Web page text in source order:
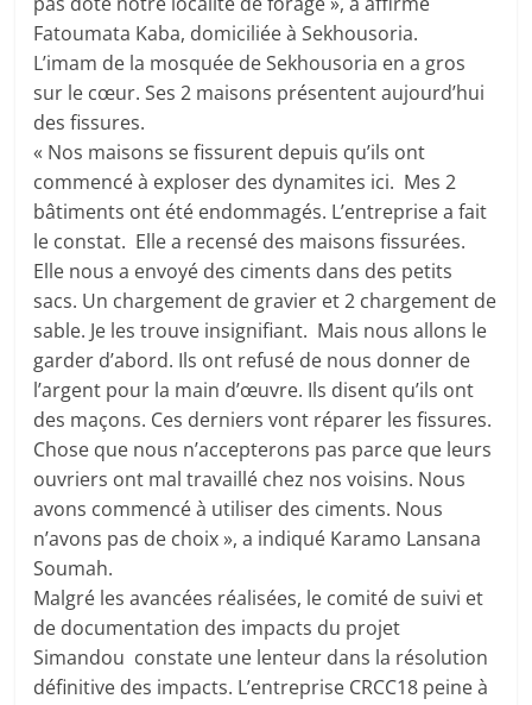
Fatoumata Kaba, domiciliée à Sekhousoria.
L’imam de la mosquée de Sekhousoria en a gros
sur le cœur. Ses 2 maisons présentent aujourd’hui
des fissures.
« Nos maisons se fissurent depuis qu’ils ont
commencé à exploser des dynamites ici. Mes 2
bâtiments ont été endommagés. L’entreprise a fait
le constat. Elle a recensé des maisons fissurées.
Elle nous a envoyé des ciments dans des petits
sacs. Un chargement de gravier et 2 chargement de
sable. Je les trouve insignifiant. Mais nous allons le
garder d’abord. Ils ont refusé de nous donner de
l’argent pour la main d’œuvre. Ils disent qu’ils ont
des maçons. Ces derniers vont réparer les fissures.
Chose que nous n’accepterons pas parce que leurs
ouvriers ont mal travaillé chez nos voisins. Nous
avons commencé à utiliser des ciments. Nous
n’avons pas de choix », a indiqué Karamo Lansana
Soumah.
Malgré les avancées réalisées, le comité de suivi et
de documentation des impacts du projet
Simandou constate une lenteur dans la résolution
définitive des impacts. L’entreprise CRCC18 peine à